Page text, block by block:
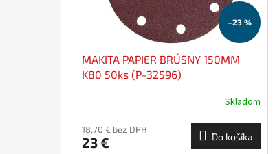
–23 %
MAKITA PAPIER BRÚSNY 150MM
K80 50ks (P-32596)
Skladom
18,70 € bez DPH
23 € Do košíka